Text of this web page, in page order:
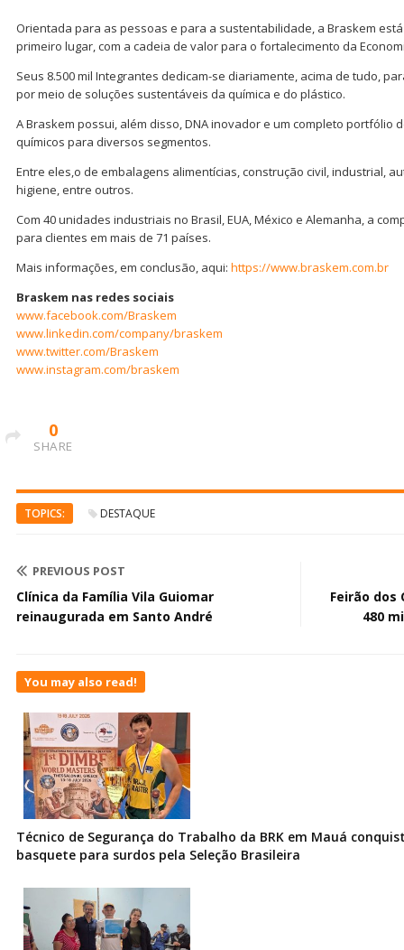
Orientada para as pessoas e para a sustentabilidade, a Braskem
primeiro lugar, com a cadeia de valor para o fortalecimento da
Seus 8.500 mil Integrantes dedicam-se diariamente, acima de tudo,
por meio de soluções sustentáveis da química e do plástico.
A Braskem possui, além disso, DNA inovador e um completo portfólio
químicos para diversos segmentos.
Entre eles,o de embalagens alimentícias, construção civil, industrial,
higiene, entre outros.
Com 40 unidades industriais no Brasil, EUA, México e Alemanha, a
para clientes em mais de 71 países.
Mais informações, em conclusão, aqui: https://www.braskem.com.br
Braskem nas redes sociais
www.facebook.com/Braskem
www.linkedin.com/company/braskem
www.twitter.com/Braskem
www.instagram.com/braskem
0
SHARE
TOPICS: DESTAQUE
PREVIOUS POST
Clínica da Família Vila Guiomar
reinaugurada em Santo André
Feirão dos
480
You may also read!
Técnico de Segurança do Trabalho da BRK em Mauá
basquete para surdos pela Seleção Brasileira